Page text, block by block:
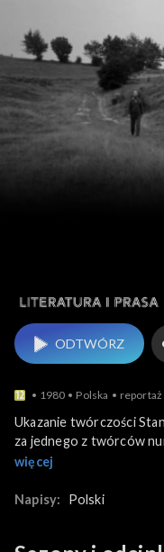
ODTWÓRZ
1980 Polska reportaż
Ukazanie twórczości
za jednego z twórców
Poeta i pisarz
swojej twórczości poeta
więcej
Napisy: Polski